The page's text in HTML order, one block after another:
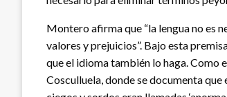
Montero afirma que “la lengua no es
valores y prejuicios”. Bajo esta
que el idioma también lo haga. Como
Cosculluela, donde se documenta que